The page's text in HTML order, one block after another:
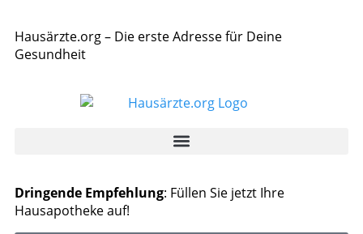
Hausärzte.org – Die erste Adresse für Deine
Gesundheit
Dringende Empfehlung: Füllen Sie jetzt Ihre
Hausapotheke auf!